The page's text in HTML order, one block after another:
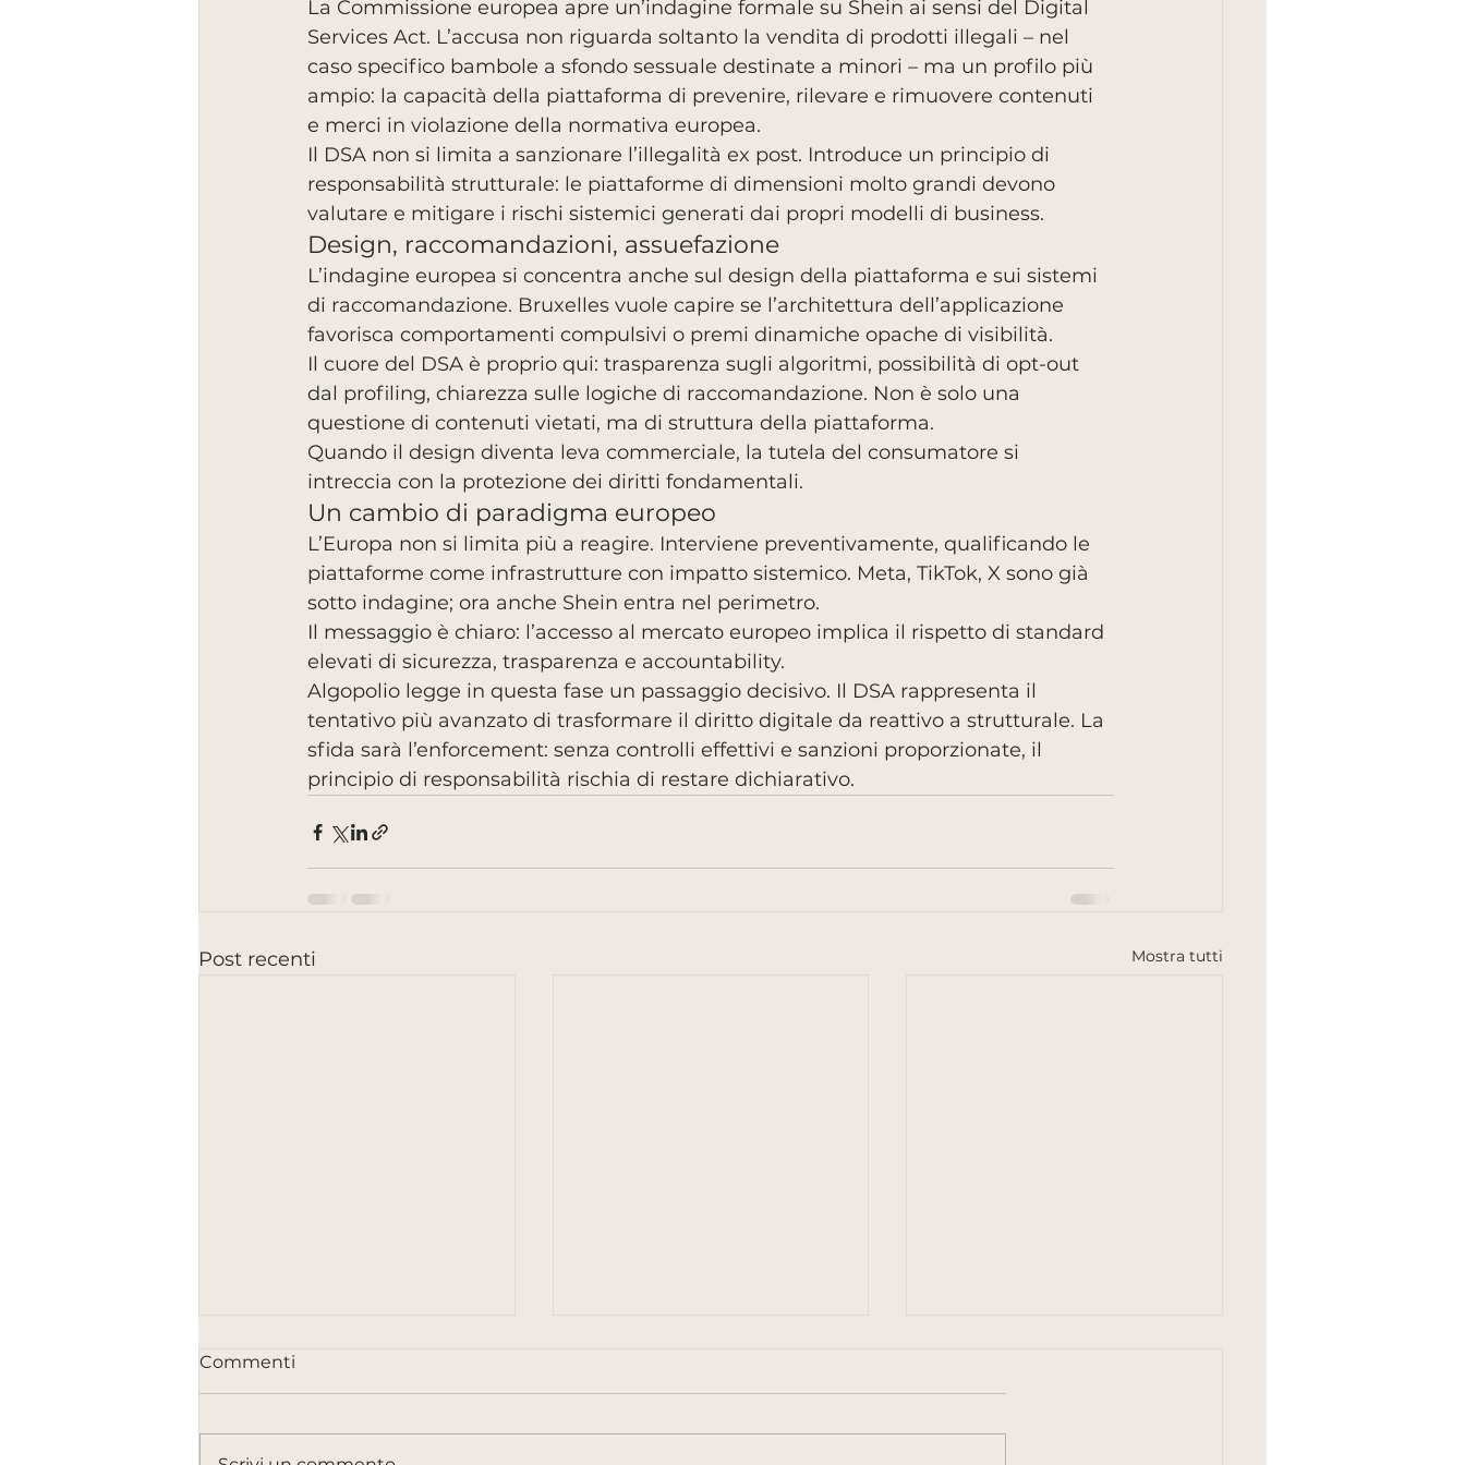
La Commissione europea apre un’indagine formale su Shein ai sensi del Digital
Services Act. L’accusa non riguarda soltanto la vendita di prodotti illegali – nel
caso specifico bambole a sfondo sessuale destinate a minori – ma un profilo più
ampio: la capacità della piattaforma di prevenire, rilevare e rimuovere contenuti
e merci in violazione della normativa europea.
Il DSA non si limita a sanzionare l’illegalità ex post. Introduce un principio di
responsabilità strutturale: le piattaforme di dimensioni molto grandi devono
valutare e mitigare i rischi sistemici generati dai propri modelli di business.
Design, raccomandazioni, assuefazione
L’indagine europea si concentra anche sul design della piattaforma e sui sistemi
di raccomandazione. Bruxelles vuole capire se l’architettura dell’applicazione
favorisca comportamenti compulsivi o premi dinamiche opache di visibilità.
Il cuore del DSA è proprio qui: trasparenza sugli algoritmi, possibilità di opt-out
dal profiling, chiarezza sulle logiche di raccomandazione. Non è solo una
questione di contenuti vietati, ma di struttura della piattaforma.
Quando il design diventa leva commerciale, la tutela del consumatore si
intreccia con la protezione dei diritti fondamentali.
Un cambio di paradigma europeo
L’Europa non si limita più a reagire. Interviene preventivamente, qualificando le
piattaforme come infrastrutture con impatto sistemico. Meta, TikTok, X sono già
sotto indagine; ora anche Shein entra nel perimetro.
Il messaggio è chiaro: l’accesso al mercato europeo implica il rispetto di standard
elevati di sicurezza, trasparenza e accountability.
Algopolio legge in questa fase un passaggio decisivo. Il DSA rappresenta il
tentativo più avanzato di trasformare il diritto digitale da reattivo a strutturale. La
sfida sarà l’enforcement: senza controlli effettivi e sanzioni proporzionate, il
principio di responsabilità rischia di restare dichiarativo.
Post recenti Mostra tutti
Commenti